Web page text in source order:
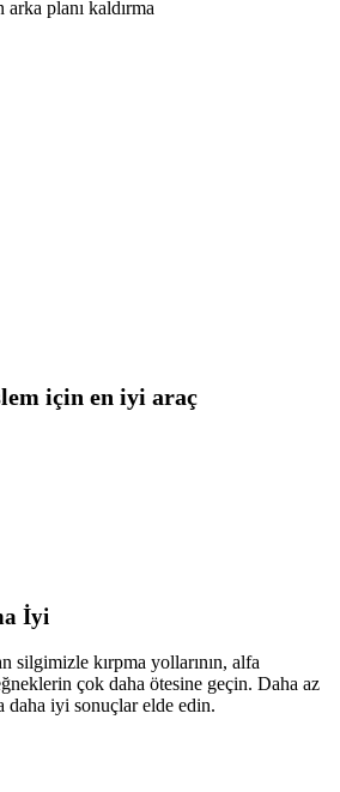
için en iyi araç
İyi
silgimizle kırpma yollarının, alfa
çok daha ötesine geçin. Daha az
daha iyi sonuçlar elde edin.